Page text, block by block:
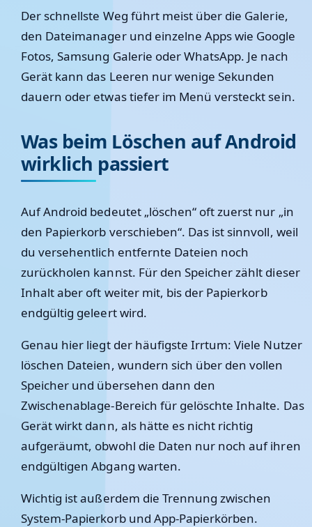
Der schnellste Weg führt meist über die Galerie,
den Dateimanager und einzelne Apps wie Google
Fotos, Samsung Galerie oder WhatsApp. Je nach
Gerät kann das Leeren nur wenige Sekunden
dauern oder etwas tiefer im Menü versteckt sein.
Was beim Löschen auf Android
wirklich passiert
Auf Android bedeutet „löschen“ oft zuerst nur „in
den Papierkorb verschieben“. Das ist sinnvoll, weil
du versehentlich entfernte Dateien noch
zurückholen kannst. Für den Speicher zählt dieser
Inhalt aber oft weiter mit, bis der Papierkorb
endgültig geleert wird.
Genau hier liegt der häufigste Irrtum: Viele Nutzer
löschen Dateien, wundern sich über den vollen
Speicher und übersehen dann den
Zwischenablage-Bereich für gelöschte Inhalte. Das
Gerät wirkt dann, als hätte es nicht richtig
aufgeräumt, obwohl die Daten nur noch auf ihren
endgültigen Abgang warten.
Wichtig ist außerdem die Trennung zwischen
System-Papierkorb und App-Papierkörben.